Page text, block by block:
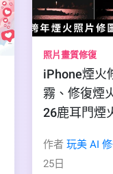
照片畫質修復
iPhone煙火
霧、修復煙
26鹿耳門煙
作者玩美 AI
25日